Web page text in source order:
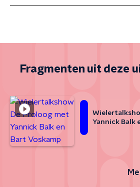
Fragmenten uit deze
Yannick Balk